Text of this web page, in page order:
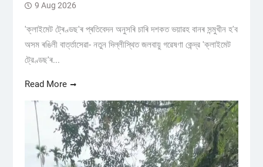
9 Aug 2026
'ক্লাইমেট ট্ৰেণ্ডছ'ৰ প্ৰতিবেদন অনুসৰি চাৰি দশকত ভয়াৱহ বানৰ সন্মুখীন হ'ব
অসম ৰঙিলী বাৰ্ত্তাসেৱা- নতুন দিল্লীস্থিত জলবায়ু গৱেষণা কেন্দ্র 'ক্লাইমেট
ট্রেণ্ডছ'ৰ...
Read More